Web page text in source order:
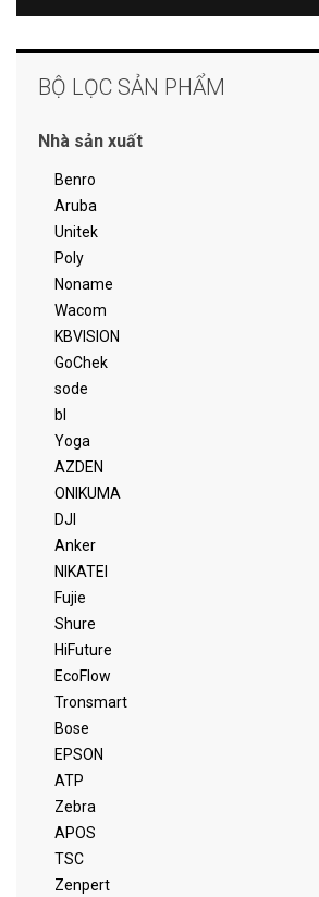
BỘ LỌC SẢN PHẨM
Nhà sản xuất
Benro
Aruba
Unitek
Poly
Noname
Wacom
KBVISION
GoChek
sode
bl
Yoga
AZDEN
ONIKUMA
DJI
Anker
NIKATEI
Fujie
Shure
HiFuture
EcoFlow
Tronsmart
Bose
EPSON
ATP
Zebra
APOS
TSC
Zenpert